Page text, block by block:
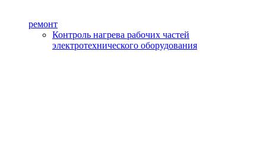
ремонт
Контроль нагрева рабочих частей
электротехнического оборудования